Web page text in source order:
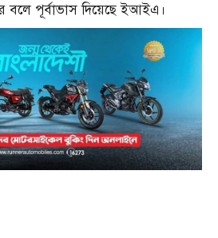
বলে পূর্বাভাস দিয়েছে ইআইএ।